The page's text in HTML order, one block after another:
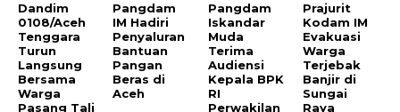
Dandim
0108/Aceh
Tenggara
Turun
Langsung
Bersama
Warga
Pasang Tali
Pangdam
IM Hadiri
Penyaluran
Bantuan
Pangan
Beras di
Aceh
Pangdam
Iskandar
Muda
Terima
Audiensi
Kepala BPK
RI
Perwakilan
Prajurit
Kodam IM
Evakuasi
Warga
Terjebak
Banjir di
Sungai
Raya